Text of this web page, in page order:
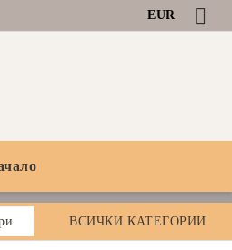
EUR
ВСИЧКИ КАТЕГОРИИ